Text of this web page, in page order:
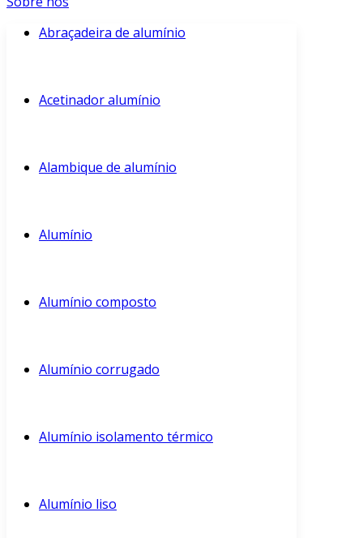
Abraçadeira de alumínio
Acetinador alumínio
Alambique de alumínio
Alumínio
Alumínio composto
Alumínio corrugado
Alumínio isolamento térmico
Alumínio liso